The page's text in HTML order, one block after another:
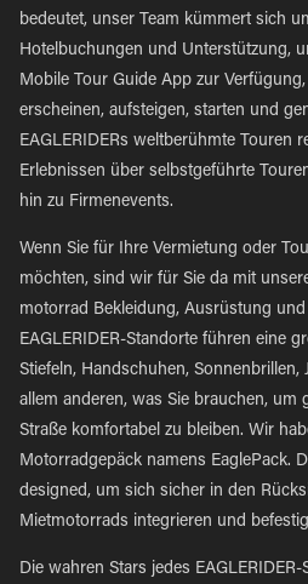
bedeutet, unser Team kümmert sich
Hotelbuchungen und Unterstützung,
Mobile Tour Guide App zur
erscheinen, aufsteigen, starten und
EAGLERIDERs weltberühmte Touren
Erlebnissen über selbstgeführte
hin zu Firmenevents.
Wenn Sie für Ihre Vermietung oder
möchten, sind wir für Sie da mit
motorrad Bekleidung, Ausrüstung
EAGLERIDER-Standorte führen eine
Stiefeln, Handschuhen, Sonnenbrillen,
allem anderen, was Sie brauchen, um
Straße komfortabel zu bleiben. Wir
Motorradgepäck namens EaglePack.
designed, um sich sicher in den
Mietmotorrads integrieren und
Die wahren Stars jedes